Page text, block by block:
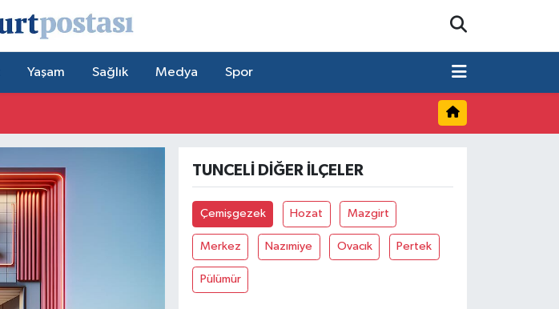
Yaşam Sağlık Medya Spor
TUNCELI DIĞER İLÇELER
Çemişgezek Hozat Mazgirt
Merkez Nazımiye Ovacık Pertek
Pülümür